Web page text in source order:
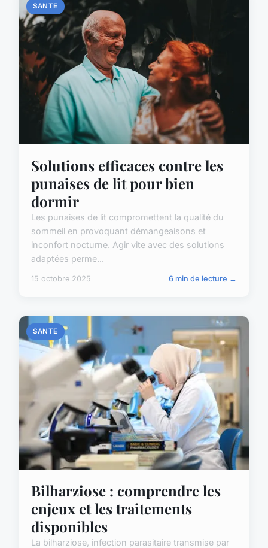
SANTE
Solutions efficaces contre les
punaises de lit pour bien
dormir
Les punaises de lit compromettent la qualité du
sommeil en provoquant démangeaisons et
inconfort nocturne. Agir vite avec des solutions
adaptées perme...
15 octobre 2025 6 min de lecture →
SANTE
Bilharziose : comprendre les
enjeux et les traitements
disponibles
La bilharziose, infection parasitaire transmise par